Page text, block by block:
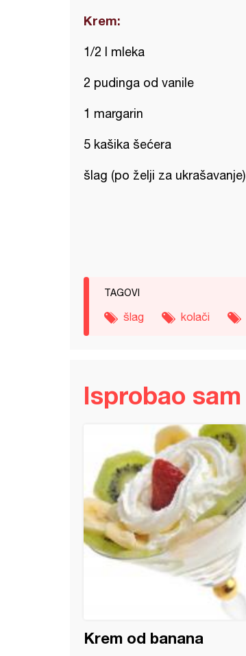
Krem:
1/2 l mleka
2 pudinga od vanile
1 margarin
5 kašika šećera
šlag (po želji za ukrašavanje)
TAGOVI
šlag kolači
Isprobao sam
Krem od banana